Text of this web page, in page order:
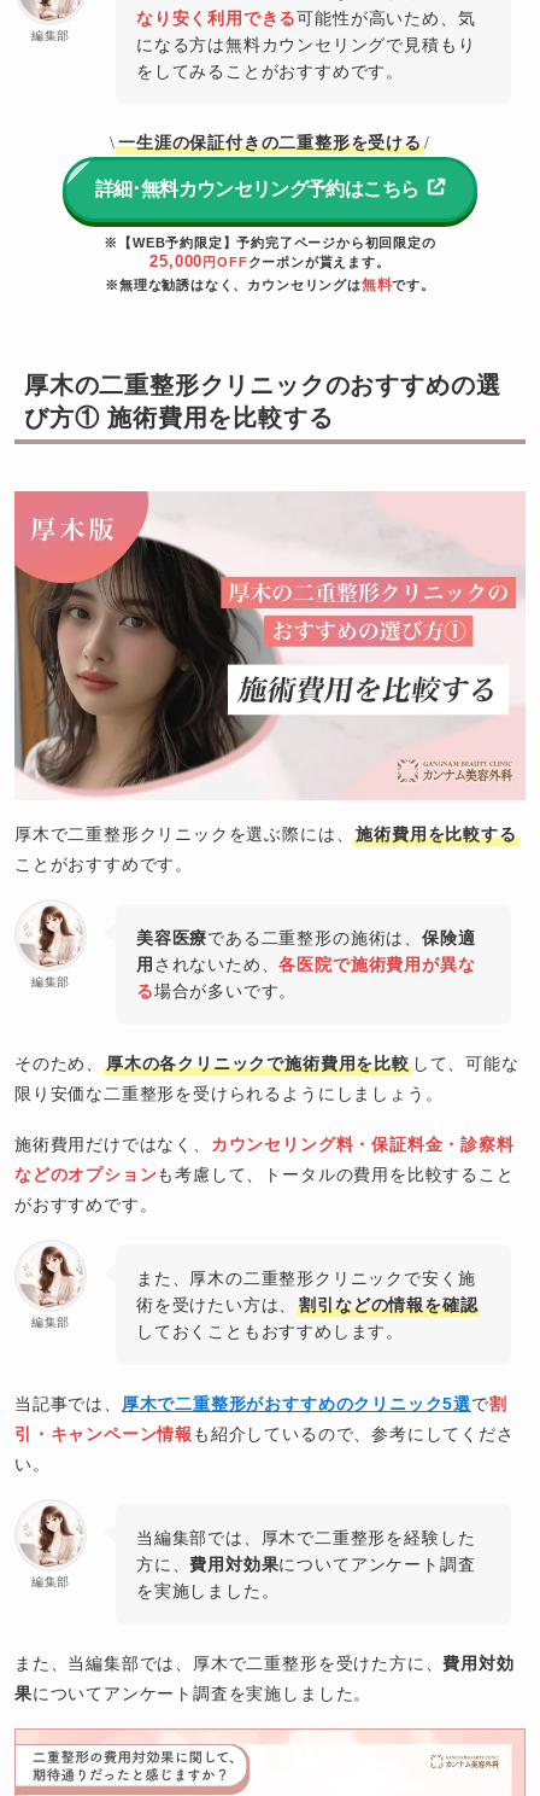
編集部
なり安く利用できる可能性が高いため、気
になる方は無料カウンセリングで見積もり
をしてみることがおすすめです。
\一生涯の保証付きの二重整形を受ける/
詳細･無料カウンセリング予約はこちら
※【WEB予約限定】予約完了ページから初回限定の
25,000 円OFFクーポンが貰えます。
※無理な勧誘はなく、カウンセリングは無料です。
厚木の二重整形クリニックのおすすめの選
び方① 施術費用を比較する
厚木で二重整形クリニックを選ぶ際には、施術費用を比較する
ことがおすすめです。
編集部
美容医療である二重整形の施術は、 保険適
用 されないため、各医院で施術費用が異な
る場合が多いです。
そのため、厚木の各クリニックで施術費用を比較して、可能な
限り安価な二重整形を受けられるようにしましょう。
施術費用だけではなく、 カウンセリング料・保証料金・診察料
などのオプションも考慮して、トータルの費用を比較すること
がおすすめです。
編集部
また、厚木の二重整形クリニックで安く施
術を受けたい方は、割引などの情報を確認
しておくこともおすすめします。
当記事では、 厚木で二重整形がおすすめのクリニック5選で割
引・キャンペーン情報 も紹介しているので、参考にしてくださ
い。
編集部
当編集部では、厚木で二重整形を経験した
方に、費用対効果についてアンケート調査
を実施しました。
また、当編集部では、厚木で二重整形を受けた方に、費用対効
果についてアンケート調査を実施しました。